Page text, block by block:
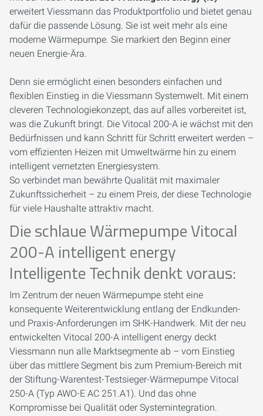
erweitert Viessmann das Produktportfolio und bietet genau
dafür die passende Lösung. Sie ist weit mehr als eine
moderne Wärmepumpe. Sie markiert den Beginn einer
neuen Energie-Ära.
Denn sie ermöglicht einen besonders einfachen und
flexiblen Einstieg in die Viessmann Systemwelt. Mit einem
cleveren Technologiekonzept, das auf alles vorbereitet ist,
was die Zukunft bringt. Die Vitocal 200-A ie wächst mit den
Bedürfnissen und kann Schritt für Schritt erweitert werden –
vom effizienten Heizen mit Umweltwärme hin zu einem
intelligent vernetzten Energiesystem.
So verbindet man bewährte Qualität mit maximaler
Zukunftssicherheit – zu einem Preis, der diese Technologie
für viele Haushalte attraktiv macht.
Die schlaue Wärmepumpe Vitocal
200-A intelligent energy
Intelligente Technik denkt voraus:
Im Zentrum der neuen Wärmepumpe steht eine
konsequente Weiterentwicklung entlang der Endkunden-
und Praxis-Anforderungen im SHK-Handwerk. Mit der neu
entwickelten Vitocal 200-A intelligent energy deckt
Viessmann nun alle Marktsegmente ab – vom Einstieg
über das mittlere Segment bis zum Premium-Bereich mit
der Stiftung-Warentest-Testsieger-Wärmepumpe Vitocal
250-A (Typ AWO-E AC 251.A1). Und das ohne
Kompromisse bei Qualität oder Systemintegration.